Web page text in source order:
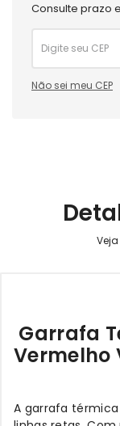
Consulte prazo
Não sei meu CEP
Garrafa
Vermelho
A garrafa térmica